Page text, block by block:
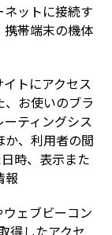
ットに接続す
携帯端末の機体
トにアクセス
、お使いのブラ
ティングシス
か、利用者の閲
時、表示また
報
ェブビーコン
得したアクセ